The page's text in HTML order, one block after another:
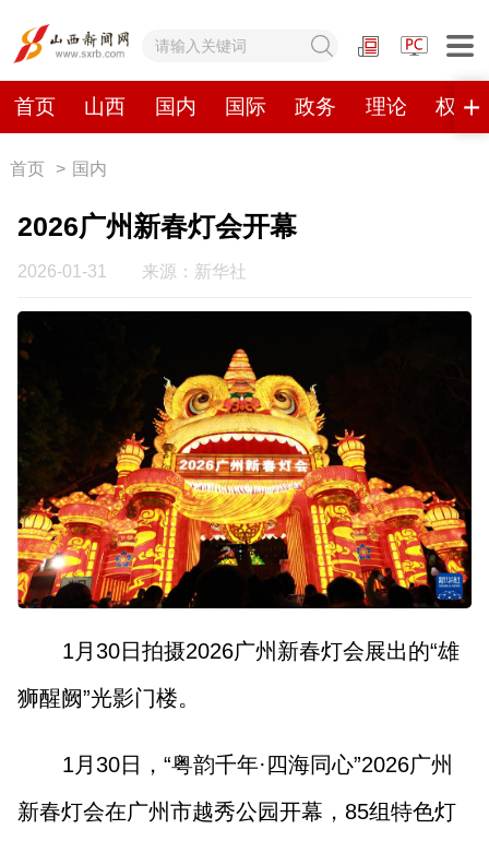
首页 山西 国内 国际 政务 理论 权威
网站地图
首页
政务 理论 权威发布
数字报刊
山西晚报 山西经济日报
山西市场导报 山西法治报
地方频道
大同 朔州 忻州 吕梁
临汾 运城
首页 > 国内
2026广州新春灯会开幕
2026-01-31 来源：新华社
1月30日拍摄2026广州新春灯会展出的“雄
狮醒阙”光影门楼。
1月30日，“粤韵千年·四海同心”2026广州
新春灯会在广州市越秀公园开幕，85组特色灯